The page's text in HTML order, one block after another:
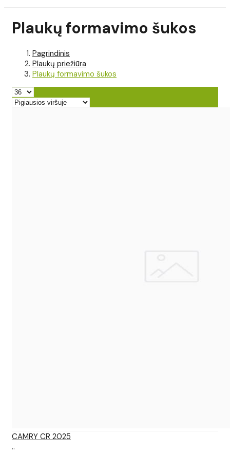
Plaukų formavimo šukos
Pagrindinis
Plaukų priežiūra
Plaukų formavimo šukos
CAMRY CR 2025
..